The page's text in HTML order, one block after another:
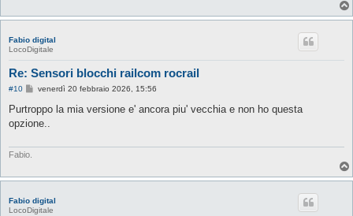
Fabio digital
LocoDigitale
Re: Sensori blocchi railcom rocrail
#10
M
s
s
a
venerdì 20 febbraio 2026, 15:56
Purtroppo la mia versione e' ancora piu' vecchia e non ho questa
opzione..
Fabio.
Fabio digital
LocoDigitale